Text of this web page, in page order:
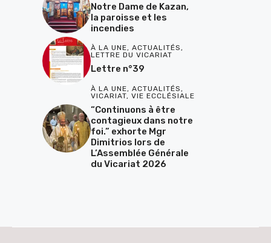
Notre Dame de Kazan,
la paroisse et les
incendies
À LA UNE, ACTUALITÉS,
LETTRE DU VICARIAT
Lettre n°39
À LA UNE, ACTUALITÉS ,
VICARIAT, VIE ECCLÉSIALE
“Continuons à être
contagieux dans notre
foi.” exhorte Mgr
Dimitrios lors de
L’Assemblée Générale
du Vicariat 2026